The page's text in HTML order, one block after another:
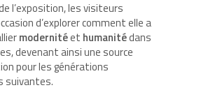
l’exposition, les visiteurs
d’explorer comment elle a
modernitéet humanitédans
devenant ainsi une source
pour les générations
suivantes.